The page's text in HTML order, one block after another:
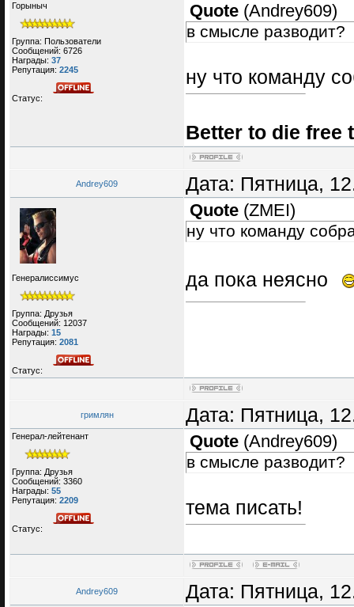
Горыныч
Группа: Пользователи
Сообщений: 6726
Награды: 37
Репутация: 2245
Статус:
Quote (Andrey609)
в смысле разводит?
ну что команду
Better to die free
Andrey609 Дата: Пятница,
Генералиссимус
Группа: Друзья
Сообщений: 12037
Награды: 15
Репутация: 2081
Статус:
Quote (ZMEI)
ну что команду
да пока неясно
гримлян Дата: Пятница,
Генерал-лейтенант
Группа: Друзья
Сообщений: 3360
Награды: 55
Репутация: 2209
Статус:
Quote (Andrey609)
в смысле разводит?
тема писать!
Andrey609 Дата: Пятница,